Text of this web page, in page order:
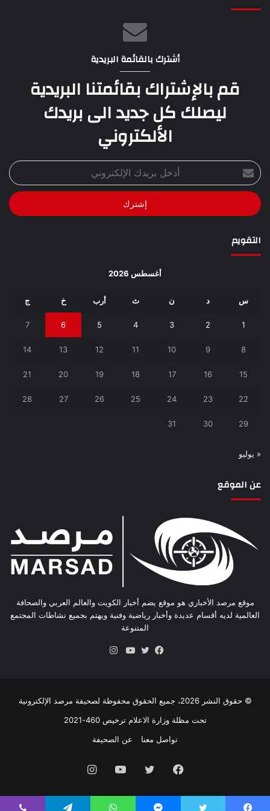
أشترك بالقائمة البريدية
قم بالإشتراك بقائمتنا البريدية
ليصلك كل جديد الى بريدك
الألكتروني
أدخل
بريدك
الإلكتروني
التقويم
أغسطس 2026
س د ن ث أرب خ ج
1
2
3
4
5
6
7
8
9
10
11
12
13
14
15
16
17
18
19
20
21
22
23
24
25
26
27
28
29
30
31
« يوليو
عن الموقع
موقع مرصد الأخباري هو موقع يضم أخبار الكويت والعالم العربي والصحافة
العالمية لديه أقسام عديدة وأخبار رياضية وفنية ويهتم بجميع نشاطات المجتمع
المتنوعة
© حقوق النشر 2026، جميع الحقوق محفوظة لصحيفة مرصد الإلكترونية
تحت مظلة وزارة الاعلام ترخيص 460-2021
تواصل معنا
عن الصحيفة
فيسبوك تويتر يوتيوب